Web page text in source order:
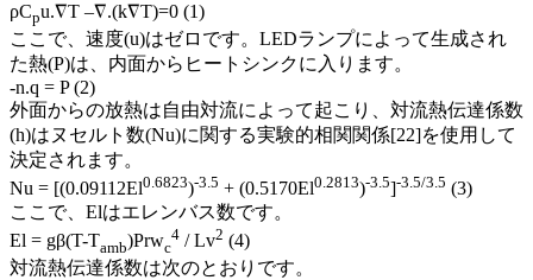
ρCpu.∇T –∇.(k∇T)=0 (1)
ここで、速度(u)はゼロです。LEDランプによって生成され
た熱(P)は、内面からヒートシンクに入ります。
-n.q = P (2)
外面からの放熱は自由対流によって起こり、対流熱伝達係数
(h)はヌセルト数(Nu)に関する実験的相関関係[22]を使用して
決定されます。
Nu = [(0.09112El0.6823)-3.5 + (0.5170El0.2813)-3.5]-3.5/3.5 (3)
ここで、Elはエレンバス数です。
El = gβ(T-Tamb)Prwc
4 / Lv2 (4)
対流熱伝達係数は次のとおりです。